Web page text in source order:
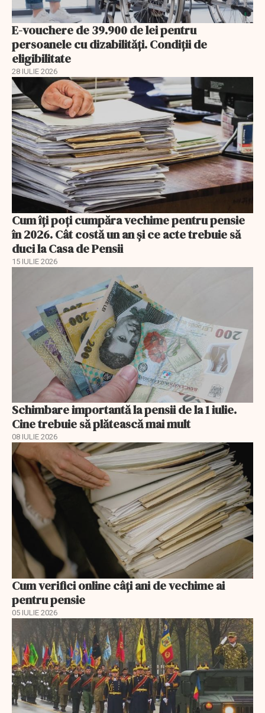
E-vouchere de 39.900 de lei pentru
persoanele cu dizabilități. Condiții de
eligibilitate
28 IULIE 2026
Cum îți poți cumpăra vechime pentru pensie
în 2026. Cât costă un an și ce acte trebuie să
duci la Casa de Pensii
15 IULIE 2026
Schimbare importantă la pensii de la 1 iulie.
Cine trebuie să plătească mai mult
08 IULIE 2026
Cum verifici online câți ani de vechime ai
pentru pensie
05 IULIE 2026